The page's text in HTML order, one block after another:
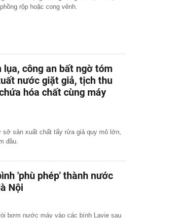
tối tân
thành phố với 11
trong phòng khách, ai
được ứng dụng
tại Quảng Trị
mặt trôi dạt vào bờ biển
2 năm
dự án với tổng mức
quen tưởng mát lại gây
rộp hoặc cong vênh.
công an bất ngờ tóm
nước giặt giả, tịch thu
hóa chất cùng máy
sản xuất chất tẩy rửa giả quy mô lớn,
đầu.
'phù phép' thành nước
Nội
bơm nước máy vào các bình Lavie sau